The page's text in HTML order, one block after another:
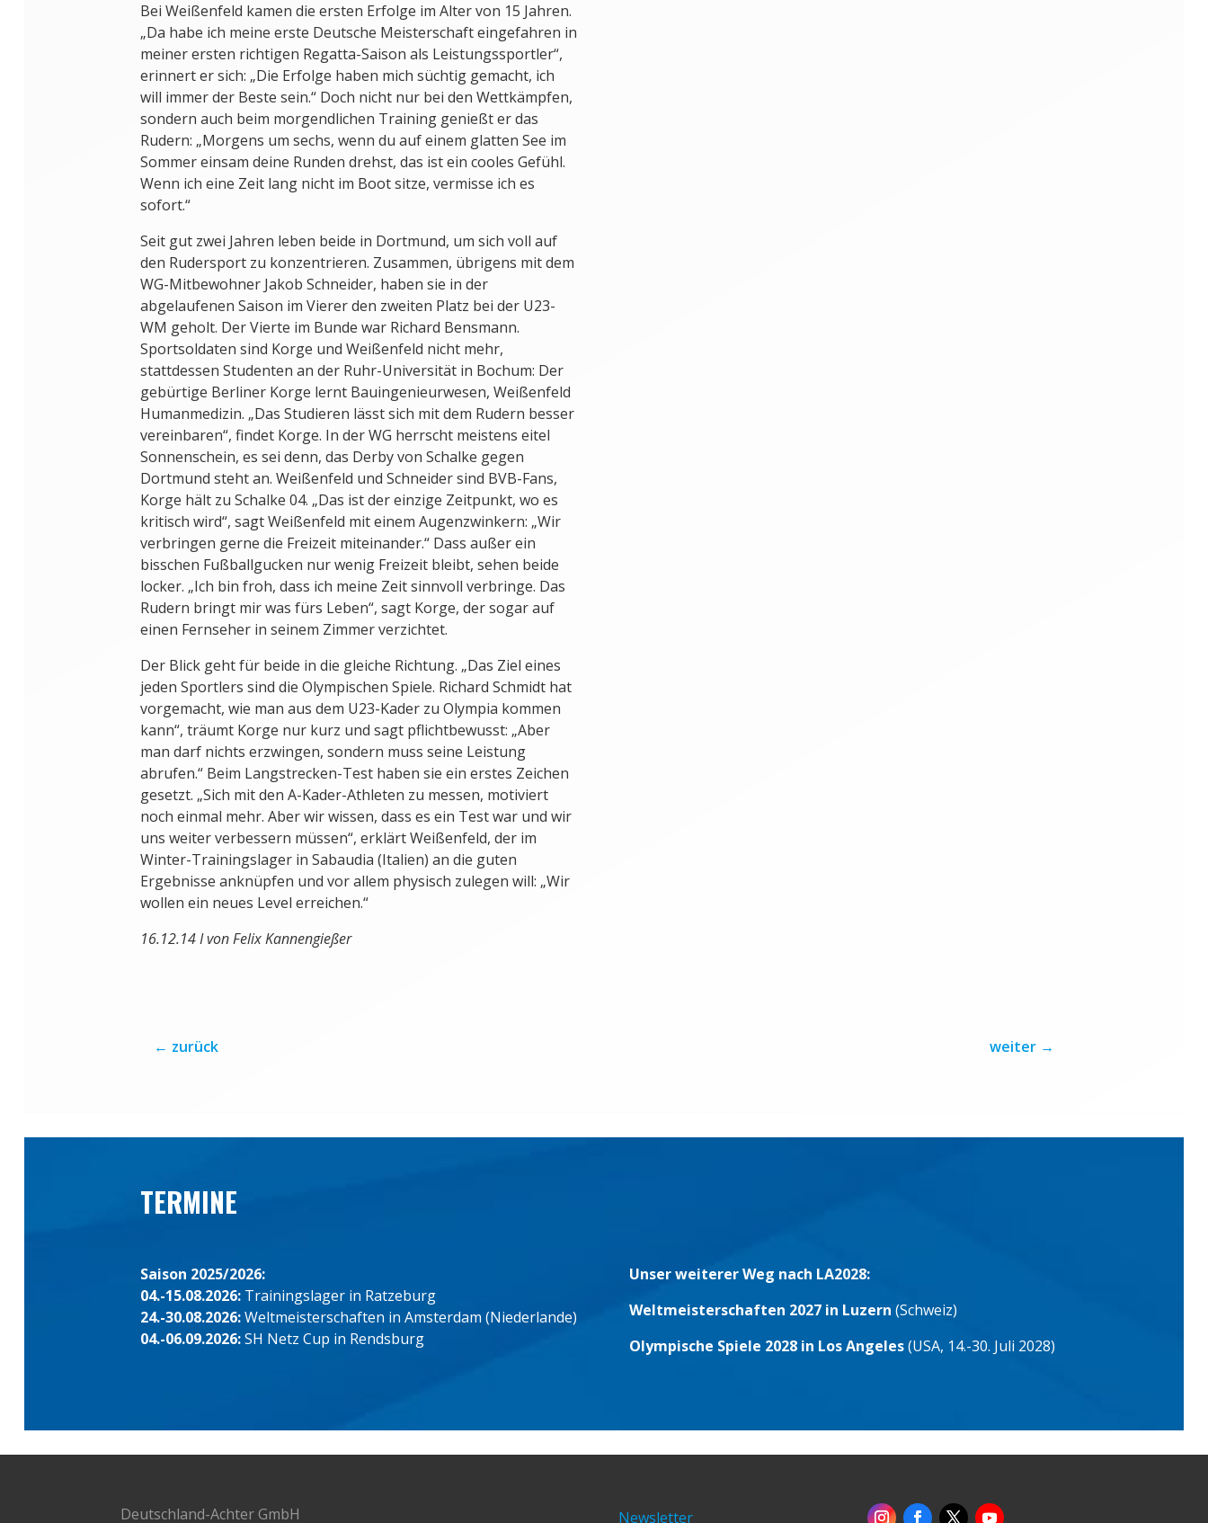
Bei Weißenfeld kamen die ersten Erfolge im Alter von 15 Jahren.
„Da habe ich meine erste Deutsche Meisterschaft eingefahren in
meiner ersten richtigen Regatta-Saison als Leistungssportler“,
erinnert er sich: „Die Erfolge haben mich süchtig gemacht, ich
will immer der Beste sein.“ Doch nicht nur bei den Wettkämpfen,
sondern auch beim morgendlichen Training genießt er das
Rudern: „Morgens um sechs, wenn du auf einem glatten See im
Sommer einsam deine Runden drehst, das ist ein cooles Gefühl.
Wenn ich eine Zeit lang nicht im Boot sitze, vermisse ich es
sofort.“
Seit gut zwei Jahren leben beide in Dortmund, um sich voll auf
den Rudersport zu konzentrieren. Zusammen, übrigens mit dem
WG-Mitbewohner Jakob Schneider, haben sie in der
abgelaufenen Saison im Vierer den zweiten Platz bei der U23-
WM geholt. Der Vierte im Bunde war Richard Bensmann.
Sportsoldaten sind Korge und Weißenfeld nicht mehr,
stattdessen Studenten an der Ruhr-Universität in Bochum: Der
gebürtige Berliner Korge lernt Bauingenieurwesen, Weißenfeld
Humanmedizin. „Das Studieren lässt sich mit dem Rudern besser
vereinbaren“, findet Korge. In der WG herrscht meistens eitel
Sonnenschein, es sei denn, das Derby von Schalke gegen
Dortmund steht an. Weißenfeld und Schneider sind BVB-Fans,
Korge hält zu Schalke 04. „Das ist der einzige Zeitpunkt, wo es
kritisch wird“, sagt Weißenfeld mit einem Augenzwinkern: „Wir
verbringen gerne die Freizeit miteinander.“ Dass außer ein
bisschen Fußballgucken nur wenig Freizeit bleibt, sehen beide
locker. „Ich bin froh, dass ich meine Zeit sinnvoll verbringe. Das
Rudern bringt mir was fürs Leben“, sagt Korge, der sogar auf
einen Fernseher in seinem Zimmer verzichtet.
Der Blick geht für beide in die gleiche Richtung. „Das Ziel eines
jeden Sportlers sind die Olympischen Spiele. Richard Schmidt hat
vorgemacht, wie man aus dem U23-Kader zu Olympia kommen
kann“, träumt Korge nur kurz und sagt pflichtbewusst: „Aber
man darf nichts erzwingen, sondern muss seine Leistung
abrufen.“ Beim Langstrecken-Test haben sie ein erstes Zeichen
gesetzt. „Sich mit den A-Kader-Athleten zu messen, motiviert
noch einmal mehr. Aber wir wissen, dass es ein Test war und wir
uns weiter verbessern müssen“, erklärt Weißenfeld, der im
Winter-Trainingslager in Sabaudia (Italien) an die guten
Ergebnisse anknüpfen und vor allem physisch zulegen will: „Wir
wollen ein neues Level erreichen.“
16.12.14 I von Felix Kannengießer
← zurück weiter →
TERMINE
Saison 2025/2026:
04.-15.08.2026: Trainingslager in Ratzeburg
24.-30.08.2026:Weltmeisterschaften in Amsterdam (Niederlande)
04.-06.09.2026:SH Netz Cup in Rendsburg
Unser weiterer Weg nach LA2028:
Weltmeisterschaften 2027 in Luzern (Schweiz)
Olympische Spiele 2028 in Los Angeles(USA, 14.-30. Juli 2028)
Deutschland-Achter GmbH Newsletter